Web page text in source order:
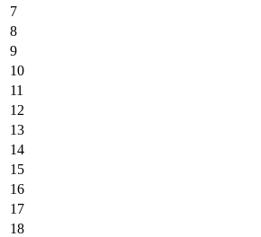
7
8
9
10
11
12
13
14
15
16
17
18